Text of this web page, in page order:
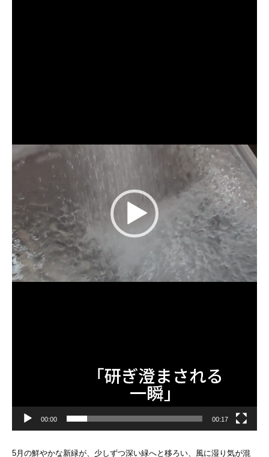
00:00 00:17
5月の鮮やかな新緑が、少しずつ深い緑へと移ろい、風に湿り気が混